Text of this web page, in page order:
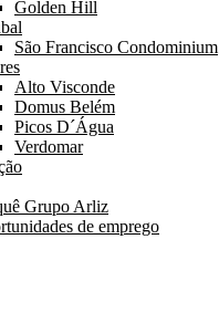
Golden Hill
São Francisco Condominium
Alto Visconde
Domus Belém
Picos D´Água
Verdomar
Grupo Arliz
de emprego